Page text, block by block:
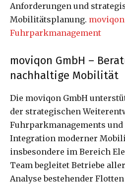
Anforderungen und
Mobilitätsplanung. moviqon
Fuhrparkmanagement
moviqon GmbH –
nachhaltige Mobilität
Die moviqon GmbH
der strategischen
Fuhrparkmanagements
Integration moderner
insbesondere im Bereich
Team begleitet Betriebe
Analyse bestehender